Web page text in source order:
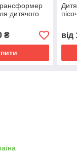
дитячого
₴ від